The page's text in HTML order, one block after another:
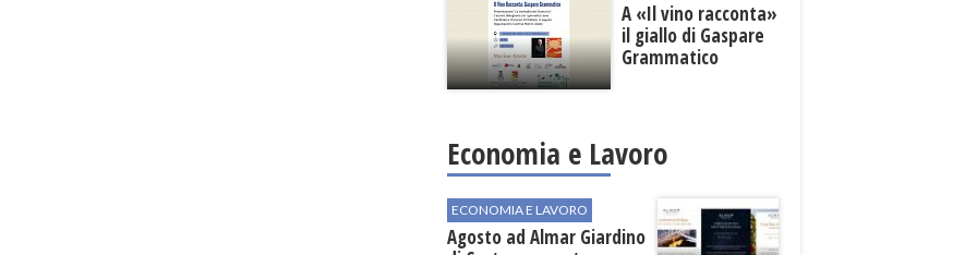
A «Il vino racconta»
il giallo di Gaspare
Grammatico
Economia e Lavoro
ECONOMIA E LAVORO
Agosto ad Almar Giardino